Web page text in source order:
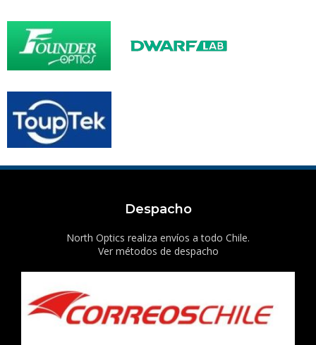
Despacho
North Optics realiza envíos a todo Chile.
Ver métodos de despacho